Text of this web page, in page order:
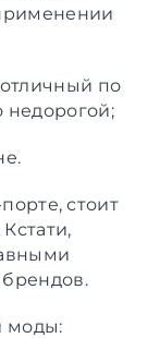
по
недорогой;
стоит
моды: